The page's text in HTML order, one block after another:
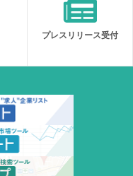
プレスリリース受付